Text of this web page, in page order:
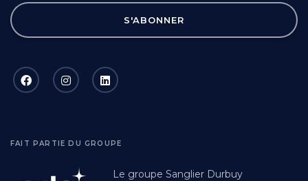
S'ABONNER
FAIT PARTIE DU GROUPE
Le groupe Sanglier Durbuy